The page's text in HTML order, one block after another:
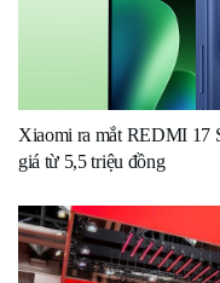
Xiaomi ra mắt REDMI 17
giá từ 5,5 triệu đồng